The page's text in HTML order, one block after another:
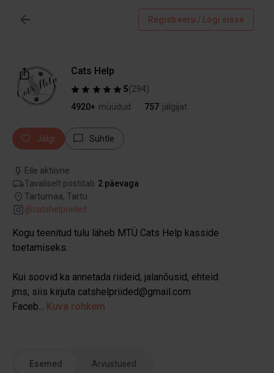
Registreeru / Logi sisse
Cats Help
5(294)
4920+ müüdud 757 jälgijat
Jälgi Suhtle
Eile aktiivne
Tavaliselt postitab 2 päevaga
Tartumaa, Tartu
@catshelpriided
Kogu teenitud tulu läheb MTÜ Cats Help kasside
toetamiseks.
Kui soovid ka annetada riideid, jalanõusid, ehteid
jms, siis kirjuta catshelpriided@gmail.com
Faceb... Kuva rohkem
Esemed Arvustused